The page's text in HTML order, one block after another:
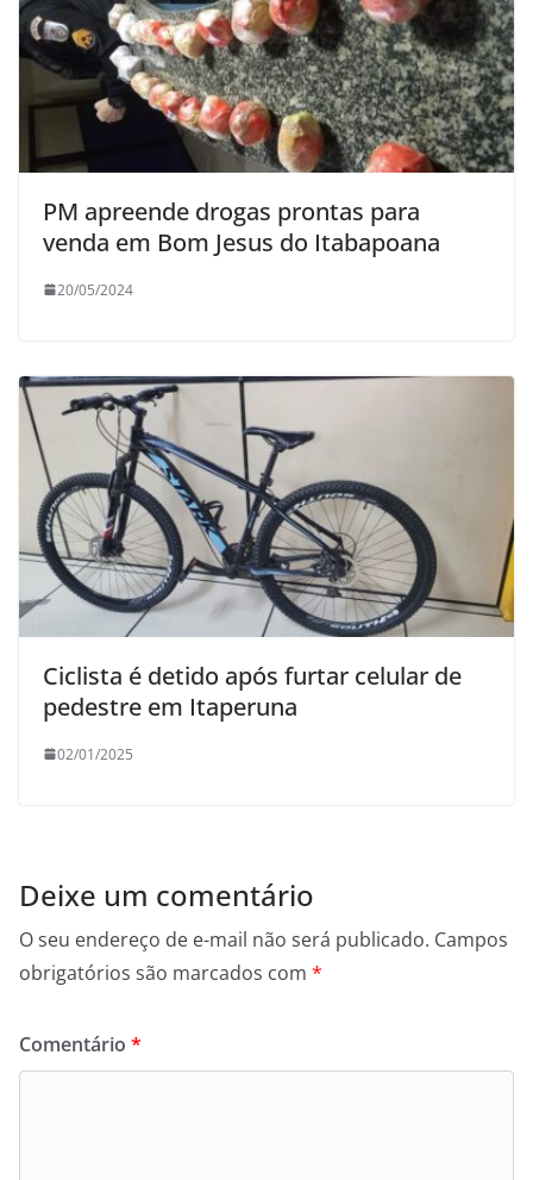
PM apreende drogas prontas para
venda em Bom Jesus do Itabapoana
20/05/2024
Ciclista é detido após furtar celular de
pedestre em Itaperuna
02/01/2025
Deixe um comentário
O seu endereço de e-mail não será publicado. Campos
obrigatórios são marcados com *
Comentário *